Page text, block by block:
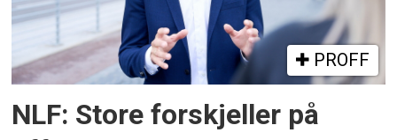
PROFF
NLF: Store forskjeller på